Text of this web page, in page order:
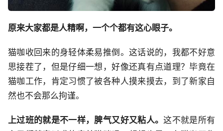
原来大家都是人精啊，一个个都有这心眼子。
猫咖收回来的身轻体柔易推倒。这话说的，我都不好意
思接茬了，但是仔细一想，好像还真有点道理？毕竟在
猫咖工作，肯定习惯了被各种人摸来摸去，到了新家自
然也不会那么拘谨。
上过班的就是不一样，脾气又好又粘人。这不就是所有